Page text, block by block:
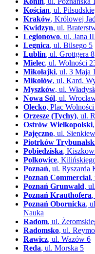
Kościan, ul.
Kraków, Królowej
Kwidzyn, ul.
Legionowo, ul. Jana
Legnica, ul. Bilsego 5
Lublin, ul. Grottgera 8
Mielec, ul. Wolności
Mikołajki, ul. 3 Maja
Mikołów, ul. Kard.
Myszków, ul.
Nowa Sól, ul.
Olecko, Plac
Orzesze (Tychy), ul.
Ostrów Wielkopolski
Pajęczno, ul.
Piotrków
Pobiedziska,
Polkowice,
Poznań, ul. Ryszarda
Poznań Commercial,
Poznań Grunwald,
Poznań Krauthofera
Poznań Obornicka,
Nauka
Radom, ul.
Radomsko, ul.
Rawicz, ul. Wazów 6
Reda, ul. Morska 5